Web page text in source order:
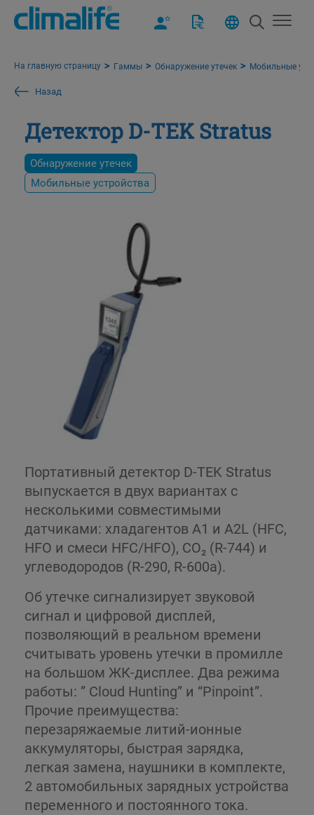
На главную страницу Гаммы Обнаружение утечек Мобильные
Назад
Детектор D-TEK Stratus
Обнаружение утечек
Мобильные устройства
Портативный детектор D-TEK Stratus
выпускается в двух вариантах с
несколькими совместимыми
датчиками: хладагентов A1 и A2L (HFC,
HFO и смеси HFC/HFO), CO₂ (R-744) и
углеводородов (R-290, R-600a).
Об утечке сигнализирует звуковой
сигнал и цифровой дисплей,
позволяющий в реальном времени
считывать уровень утечки в промилле
на большом ЖК-дисплее. Два режима
работы: ” Cloud Hunting” и “Pinpoint”.
Прочие преимущества:
перезаряжаемые литий-ионные
аккумуляторы, быстрая зарядка,
легкая замена, наушники в комплекте,
2 автомобильных зарядных устройства
переменного и постоянного тока.